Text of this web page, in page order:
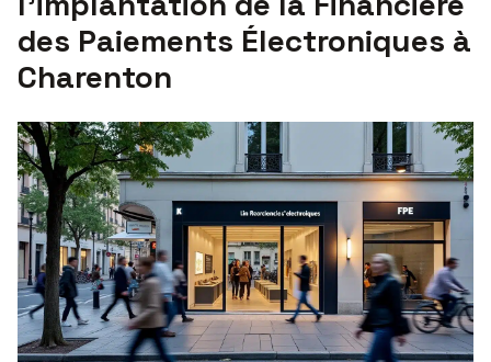
des Paiements Électroniques à
Charenton